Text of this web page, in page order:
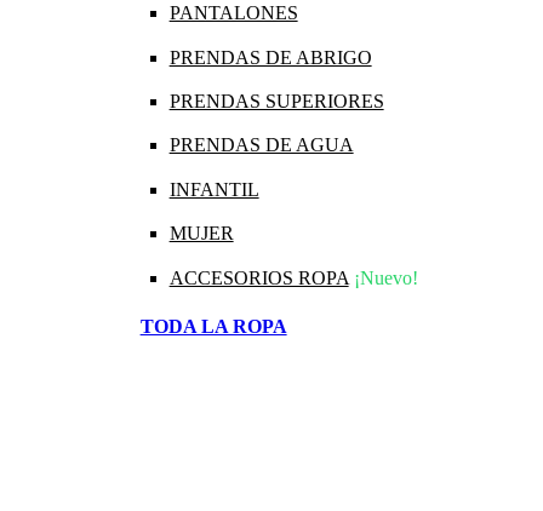
PANTALONES
PRENDAS DE ABRIGO
PRENDAS SUPERIORES
PRENDAS DE AGUA
INFANTIL
MUJER
ACCESORIOS ROPA ¡Nuevo!
TODA LA ROPA